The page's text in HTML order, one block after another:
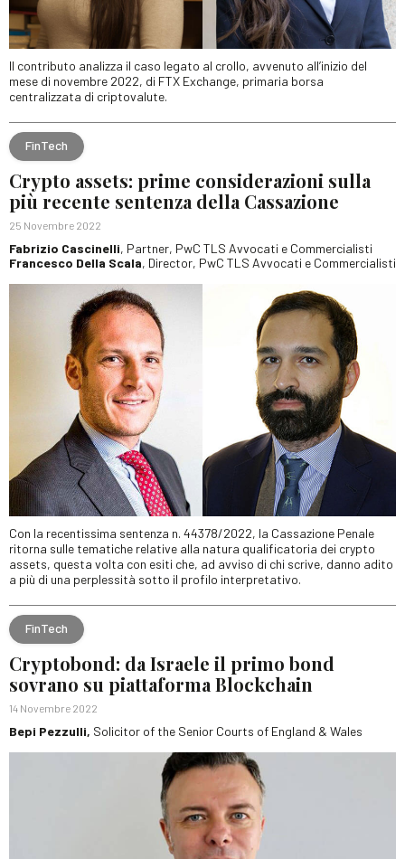
Il contributo analizza il caso legato al crollo, avvenuto all’inizio del
mese di novembre 2022, di FTX Exchange, primaria borsa
centralizzata di criptovalute.
FinTech
Crypto assets: prime considerazioni sulla
più recente sentenza della Cassazione
25 Novembre 2022
Fabrizio Cascinelli, Partner, PwC TLS Avvocati e Commercialisti
Francesco Della Scala, Director, PwC TLS Avvocati e Commercialisti
Con la recentissima sentenza n. 44378/2022, la Cassazione Penale
ritorna sulle tematiche relative alla natura qualificatoria dei crypto
assets, questa volta con esiti che, ad avviso di chi scrive, danno adito
a più di una perplessità sotto il profilo interpretativo.
FinTech
Cryptobond: da Israele il primo bond
sovrano su piattaforma Blockchain
14 Novembre 2022
Bepi Pezzulli, Solicitor of the Senior Courts of England & Wales